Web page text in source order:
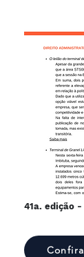
41a. edição -
Confira